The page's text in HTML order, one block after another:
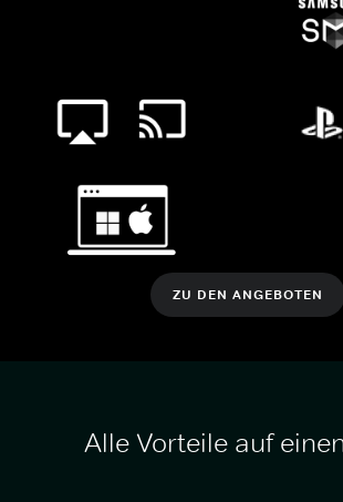
ZU DEN ANGEBOTEN
Alle Vorteile auf